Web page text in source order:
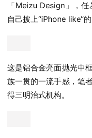
「Meizu Design」，
自己披上“iPhone like”
这是铝合金亮面抛光中
族一贯的一流手感，笔
得三明治式机构。